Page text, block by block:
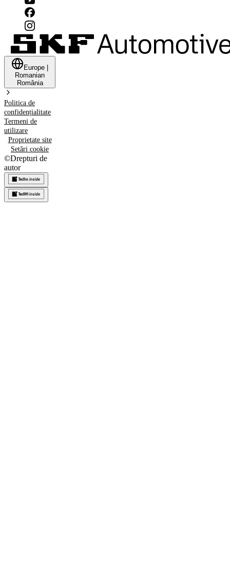
Europe
Romanian
România
Politica de
confidențialitate
Termeni de
utilizare
Proprietate site
Setări cookie
©Drepturi de
autor